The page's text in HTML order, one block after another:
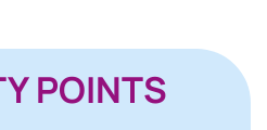
POINTS